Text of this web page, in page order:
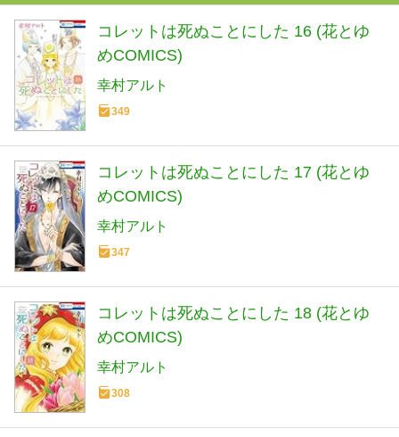
コレットは死ぬことにした 16 (花とゆ
めCOMICS)
幸村アルト
349
コレットは死ぬことにした 17 (花とゆ
めCOMICS)
幸村アルト
347
コレットは死ぬことにした 18 (花とゆ
めCOMICS)
幸村アルト
308